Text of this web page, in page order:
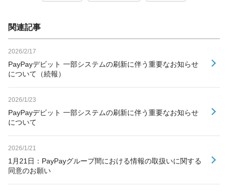
関連記事
2026/2/17
PayPayデビット 一部システムの刷新に伴う重要なお知らせ
について（続報）
2026/1/23
PayPayデビット 一部システムの刷新に伴う重要なお知らせ
について
2026/1/21
1月21日：PayPayグループ間における情報の取扱いに関する
同意のお願い